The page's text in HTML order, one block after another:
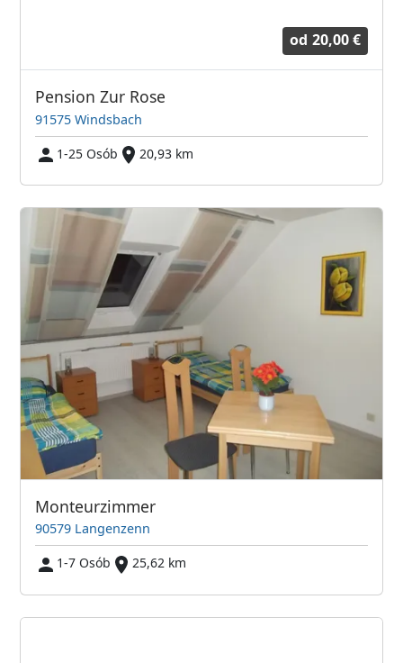
od 20,00 €
Pension Zur Rose
91575 Windsbach
1-25 Osób
20,93 km
Monteurzimmer
90579 Langenzenn
1-7 Osób
25,62 km